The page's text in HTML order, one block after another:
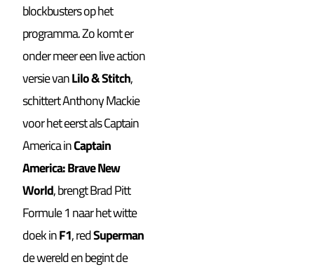
blockbusters op het
programma. Zo komt er
onder meer een live action
versie vanLilo & Stitch,
schittert Anthony Mackie
voor het eerst als Captain
America inCaptain
America: Brave New
World, brengt Brad Pitt
Formule 1 naar het witte
doek inF1, redSuperman
de wereld en begint de